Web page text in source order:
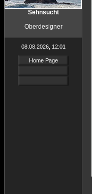
Sehnsucht
Oberdesigner
08.08.2026, 12:01
Home Page